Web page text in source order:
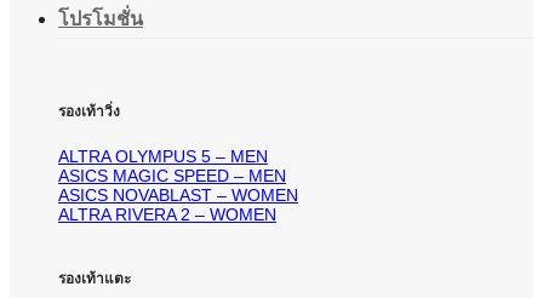
โปรโมชั่น
รองเท้าวิ่ง
ALTRA OLYMPUS 5 – MEN
ASICS MAGIC SPEED – MEN
ASICS NOVABLAST – WOMEN
ALTRA RIVERA 2 – WOMEN
รองเท้าแตะ